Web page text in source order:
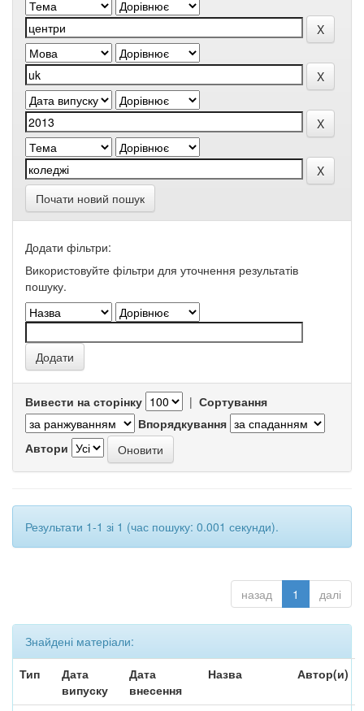
Почати новий пошук
Додати фільтри:
Використовуйте фільтри для уточнення результатів
пошуку.
Вивести на сторінку | Сортування
Впорядкування
Автори
Результати 1-1 зі 1 (час пошуку: 0.001 секунди).
назад 1 далі
Знайдені матеріали:
Тип
Дата
випуску
Дата
внесення
Назва Автор(и)